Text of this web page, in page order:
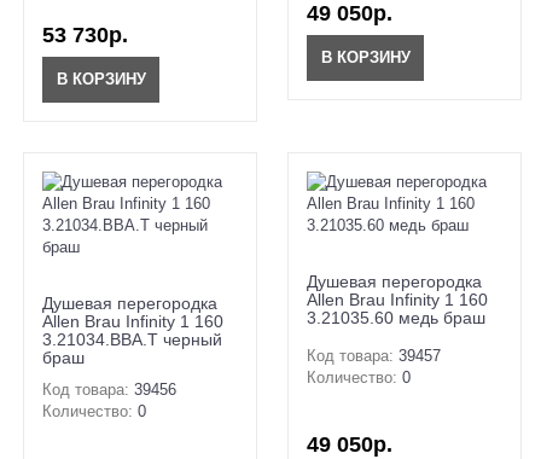
53 730р.
В КОРЗИНУ
49 050р.
В КОРЗИНУ
Душевая перегородка
Allen Brau Infinity 1 160
3.21034.BBA.T черный
браш
Код товара: 39456
Количество: 0
Душевая перегородка
Allen Brau Infinity 1 160
3.21035.60 медь браш
Код товара: 39457
Количество: 0
49 050р.